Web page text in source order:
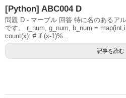
[Python] ABC004 D
問題 D - マーブル 回答 特に名のあるア
です。 r_num, g_num, b_num =
count(x): # if (x-1)%...
記事を読む